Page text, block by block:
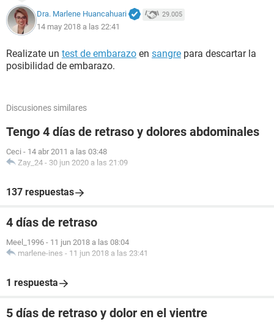
Dra. Marlene Huancahuari 29.005
14 may 2018 a las 22:41
Realizate un test de embarazo en sangre para descartar la
posibilidad de embarazo.
Discusiones similares
Tengo 4 días de retraso y dolores abdominales
Ceci - 14 abr 2011 a las 03:48
Zay_24 - 30 jun 2020 a las 21:09
137 respuestas
4 días de retraso
Meel_1996 - 11 jun 2018 a las 08:04
marlene-ines - 11 jun 2018 a las 23:41
1 respuesta
5 días de retraso y dolor en el vientre